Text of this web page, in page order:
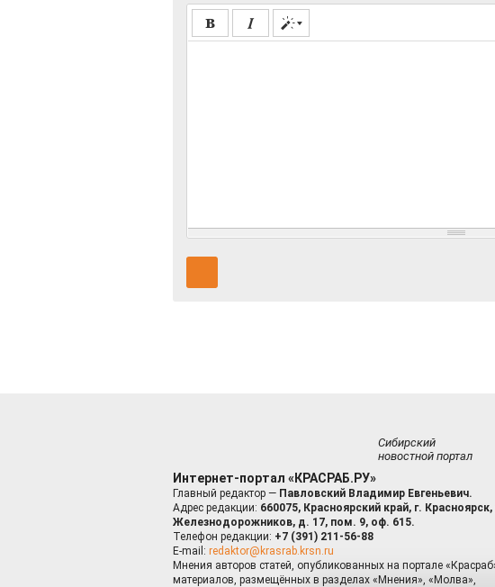
Сибирский
новостной портал
Интернет-портал «КРАСРАБ.РУ»
Главный редактор — Павловский Владимир Евгеньевич.
Адрес редакции: 660075, Красноярский край, г. Красноярск,
Железнодорожников, д. 17, пом. 9, оф. 615.
Телефон редакции: +7 (391) 211-56-88
E-mail: redaktor@krasrab.krsn.ru
Мнения авторов статей, опубликованных на портале
материалов, размещённых в разделах «Мнения», «Молва»,